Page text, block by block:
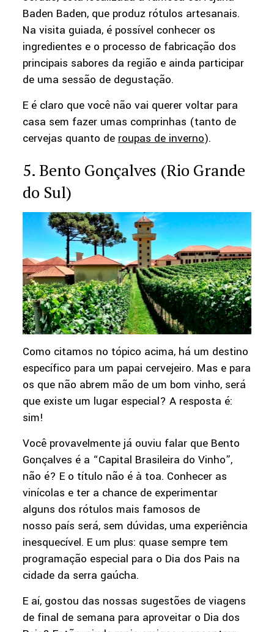
Baden Baden, que produz rótulos artesanais.
Na visita guiada, é possível conhecer os
ingredientes e o processo de fabricação dos
principais sabores da região e ainda participar
de uma sessão de degustação.
E é claro que você não vai querer voltar para
casa sem fazer umas comprinhas (tanto de
cervejas quanto deroupas de inverno).
5. Bento Gonçalves (Rio Grande
do Sul)
Como citamos no tópico acima, há um destino
específico para um papai cervejeiro. Mas e para
os que não abrem mão de um bom vinho, será
que existe um lugar especial? A resposta é:
sim!
Você provavelmente já ouviu falar que Bento
Gonçalves é a “Capital Brasileira do Vinho”,
não é? E o título não é à toa. Conhecer as
vinícolas e ter a chance de experimentar
alguns dos rótulos mais famosos de
nosso país será, sem dúvidas, uma experiência
inesquecível. E um plus: quase sempre tem
programação especial para o Dia dos Pais na
cidade da serra gaúcha.
E aí, gostou das nossas sugestões de viagens
de final de semana para aproveitar o Dia dos